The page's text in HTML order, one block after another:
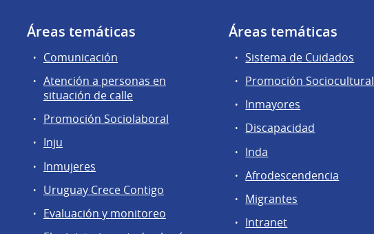
Áreas temáticas
Comunicación
Atención a personas en
situación de calle
Promoción Sociolaboral
Inju
Inmujeres
Uruguay Crece Contigo
Evaluación y monitoreo
Áreas temáticas
Sistema de Cuidados
Promoción Sociocultural
Inmayores
Discapacidad
Inda
Afrodescendencia
Migrantes
Intranet